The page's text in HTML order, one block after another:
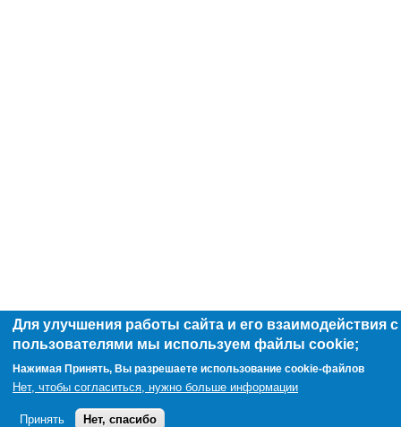
Для улучшения работы сайта и его взаимодействия с
пользователями мы используем файлы cookie;
Нажимая Принять, Вы разрешаете использование cookie-файлов
Нет, чтобы согласиться, нужно больше информации
Принять Нет, спасибо